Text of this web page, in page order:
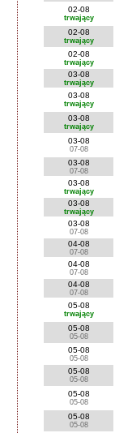
02-08
trwający
02-08
trwający
02-08
trwający
03-08
trwający
03-08
trwający
03-08
trwający
03-08
07-08
03-08
07-08
03-08
trwający
03-08
trwający
03-08
07-08
04-08
07-08
04-08
07-08
04-08
07-08
05-08
trwający
05-08
05-08
05-08
05-08
05-08
05-08
05-08
05-08
05-08
05-08